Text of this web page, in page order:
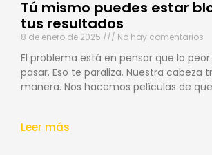
Tú mismo puedes estar
tus resultados
8 de enero de 2025 No hay comentarios
El problema está en pensar que lo
pasar. Eso te paraliza. Nuestra cabeza
manera. Nos hacemos películas de
Leer más